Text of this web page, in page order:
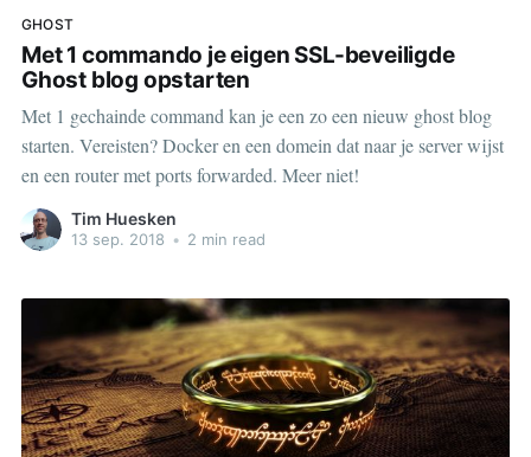
GHOST
Met 1 commando je eigen SSL-beveiligde
Ghost blog opstarten
Met 1 gechainde command kan je een zo een nieuw ghost blog
starten. Vereisten? Docker en een domein dat naar je server wijst
en een router met ports forwarded. Meer niet!
Tim Huesken
13 sep. 2018 • 2 min read